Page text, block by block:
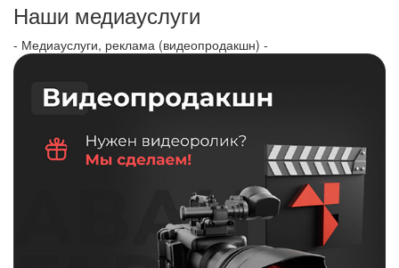
Наши медиауслуги
- Медиауслуги, реклама (видеопродакшн) -